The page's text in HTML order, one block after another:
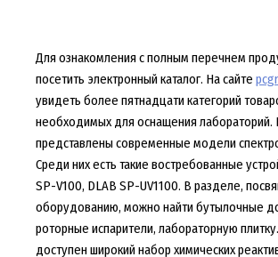
Для ознакомления с полным перечнем
посетить электронный каталог. На сайте
увидеть более пятнадцати категорий
необходимых для оснащения лабораторий.
представлены современные модели
Среди них есть такие востребованные
SP-V100, DLAB SP-UV1100. В разделе,
оборудованию, можно найти бутылочные
роторные испарители, лабораторную
доступен широкий набор химических